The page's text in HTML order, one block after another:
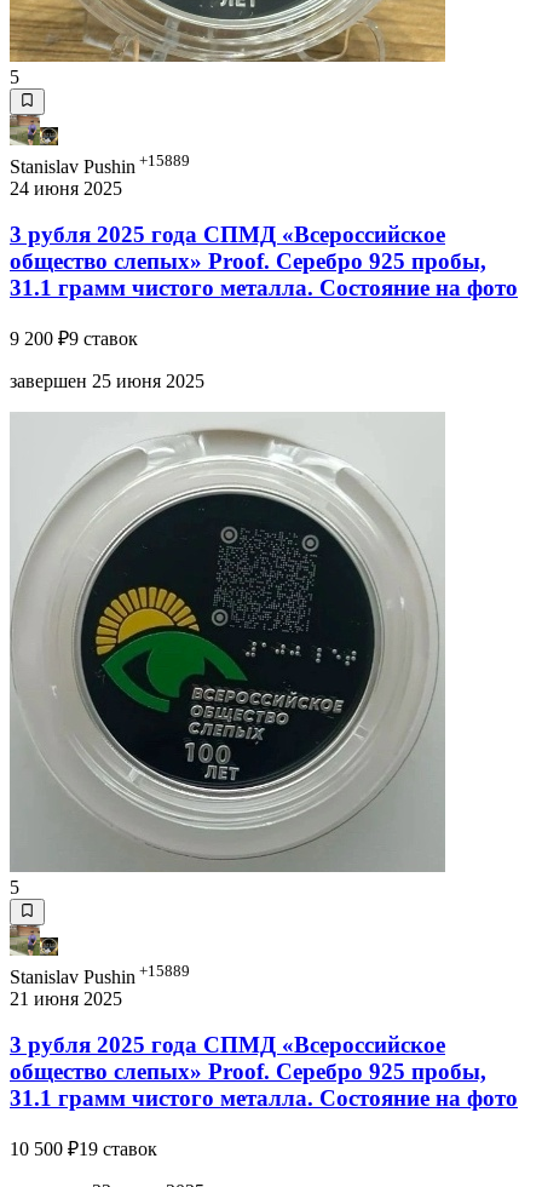
5
Stanislav Pushin +15889
24 июня 2025
3 рубля 2025 года СПМД «Всероссийское
общество слепых» Proof. Серебро 925 пробы,
31.1 грамм чистого металла. Состояние на фото
9 200 ₽9 ставок
завершен 25 июня 2025
5
Stanislav Pushin +15889
21 июня 2025
3 рубля 2025 года СПМД «Всероссийское
общество слепых» Proof. Серебро 925 пробы,
31.1 грамм чистого металла. Состояние на фото
10 500 ₽19 ставок